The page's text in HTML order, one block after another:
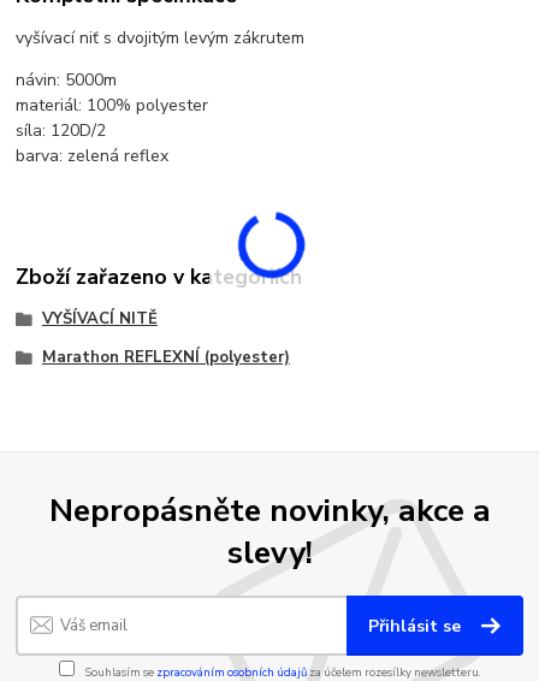
vyšívací niť s dvojitým levým zákrutem
návin: 5000m
materiál: 100% polyester
síla: 120D/2
barva: zelená reflex
Zboží zařazeno v kategoriích
VYŠÍVACÍ NITĚ
Marathon REFLEXNÍ (polyester)
Nepropásněte novinky, akce a
slevy!
Přihlásit se
Souhlasím se zpracováním osobních údajůza účelem rozesílky newsletteru.